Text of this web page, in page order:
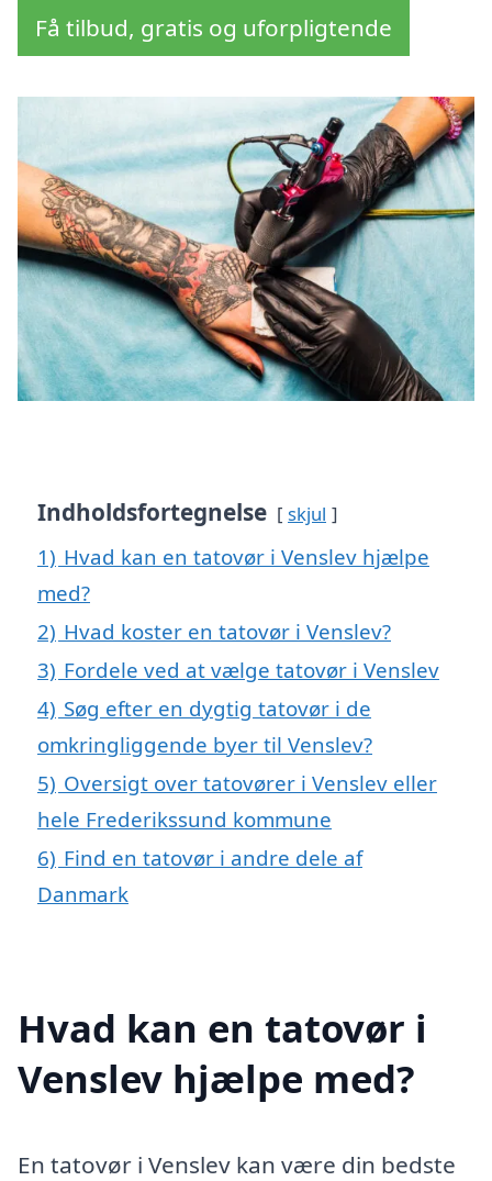
Få tilbud, gratis og uforpligtende
Indholdsfortegnelse skjul
1) Hvad kan en tatovør i Venslev hjælpe
med?
2) Hvad koster en tatovør i Venslev?
3) Fordele ved at vælge tatovør i Venslev
4) Søg efter en dygtig tatovør i de
omkringliggende byer til Venslev?
5) Oversigt over tatovører i Venslev eller
hele Frederikssund kommune
6) Find en tatovør i andre dele af
Danmark
Hvad kan en tatovør i
Venslev hjælpe med?
En tatovør i Venslev kan være din bedste